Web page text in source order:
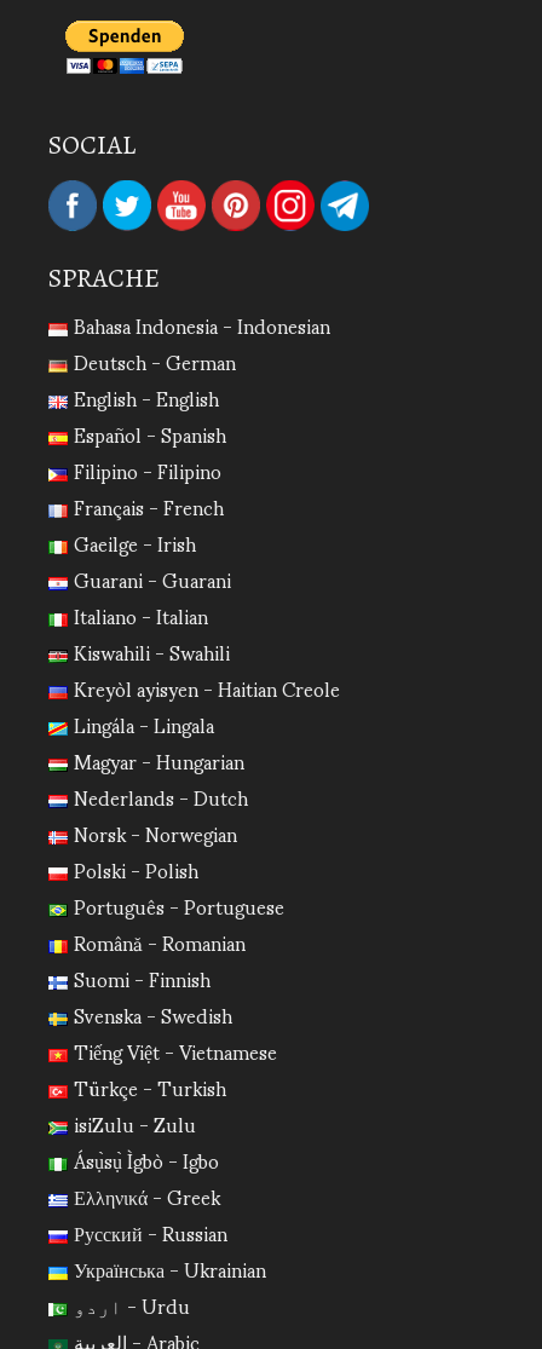
SOCIAL
SPRACHE
Bahasa Indonesia - Indonesian
Deutsch - German
English - English
Español - Spanish
Filipino - Filipino
Français - French
Gaeilge - Irish
Guarani - Guarani
Italiano - Italian
Kiswahili - Swahili
Kreyòl ayisyen - Haitian Creole
Lingála - Lingala
Magyar - Hungarian
Nederlands - Dutch
Norsk - Norwegian
Polski - Polish
Português - Portuguese
Română - Romanian
Suomi - Finnish
Svenska - Swedish
Tiếng Việt - Vietnamese
Türkçe - Turkish
isiZulu - Zulu
Ásụ̀sụ̀ Ìgbò - Igbo
Ελληνικά - Greek
Русский - Russian
Українська - Ukrainian
اردو - Urdu